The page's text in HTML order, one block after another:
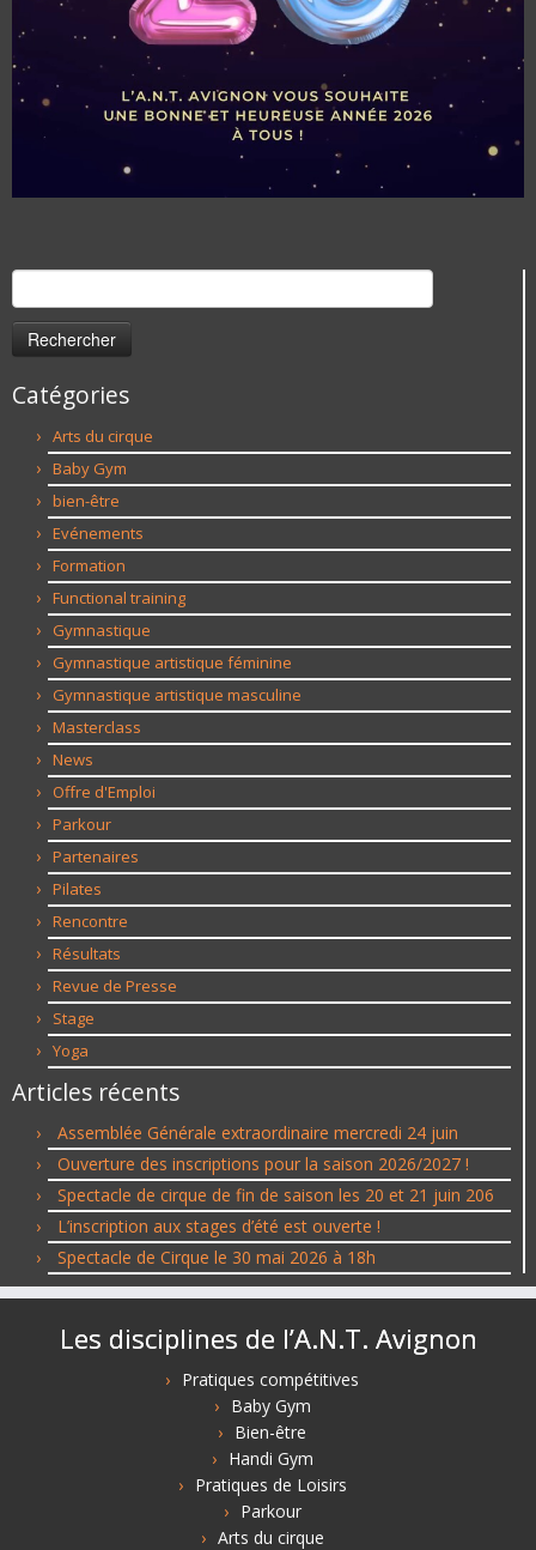
Rechercher :
Catégories
Arts du cirque
Baby Gym
bien-être
Evénements
Formation
Functional training
Gymnastique
Gymnastique artistique féminine
Gymnastique artistique masculine
Masterclass
News
Offre d'Emploi
Parkour
Partenaires
Pilates
Rencontre
Résultats
Revue de Presse
Stage
Yoga
Articles récents
Assemblée Générale extraordinaire mercredi 24 juin
Ouverture des inscriptions pour la saison 2026/2027 !
Spectacle de cirque de fin de saison les 20 et 21 juin 206
L’inscription aux stages d’été est ouverte !
Spectacle de Cirque le 30 mai 2026 à 18h
Les disciplines de l’A.N.T. Avignon
Pratiques compétitives
Baby Gym
Bien-être
Handi Gym
Pratiques de Loisirs
Parkour
Arts du cirque